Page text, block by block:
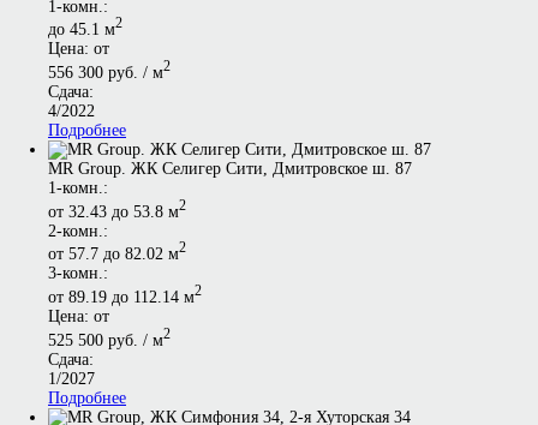
1-комн.:
до 45.1 м2
Цена: от
556 300 руб. / м2
Сдача:
4/2022
Подробнее
MR Group. ЖК Селигер Сити, Дмитровское ш. 87
1-комн.:
от 32.43 до 53.8 м2
2-комн.:
от 57.7 до 82.02 м2
3-комн.:
от 89.19 до 112.14 м2
Цена: от
525 500 руб. / м2
Сдача:
1/2027
Подробнее